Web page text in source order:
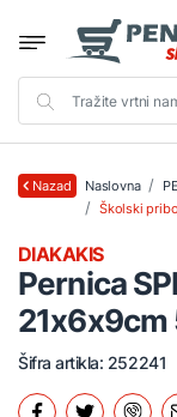
Nazad Naslovna
Školski
Pernica
DIAKAKIS
Šifra artikla: 252241